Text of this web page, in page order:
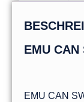
EMU CAN
EMU CAN